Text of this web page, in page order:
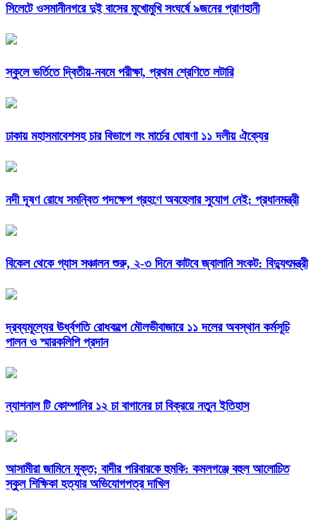
সিলেটে ওসমানীনগরে দুই বাসের মুখোমুখি সংঘর্ষে ৯জনের প্রাণহানী
স্কুলে ভর্তিতে দ্বিতীয়-নবমে পরীক্ষা, প্রথম শ্রেণিতে লটারি
ঢাকায় মহাসমাবেশসহ চার বিভাগে লং মার্চের ঘোষণা ১১ দলীয় ঐক্যের
নদী দূষণ রোধে সমন্বিত পদক্ষেপ গ্রহণে অবহেলার সুযোগ নেই: প্রধানমন্ত্রী
বিকেল থেকে গ্যাস সঞ্চালন শুরু, ২-৩ দিনে কাটবে জ্বালানি সংকট: বিদ্যুৎমন্ত্রী
দ্রব্যমূল্যের ঊর্ধ্বগতি রোধকল্পে মৌলভীবাজারে ১১ দলের অবস্থান কর্মসূচি
পালন ও স্মারকলিপি প্রদান
ন্যাশনাল টি কোম্পানির ১২ চা বাগানের চা বিক্রয়ে নতুন ইতিহাস
আসামীরা জামিনে মুক্ত; বাদীর পরিবারকে হুমকি: কমলগঞ্জে বহুল আলোচিত
স্কুল শিক্ষিকা হত্যার অভিযোগপত্র দাখিল